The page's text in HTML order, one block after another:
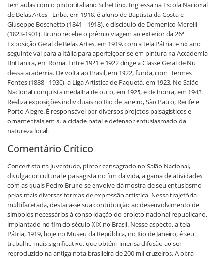
tem aulas com o pintor italiano Schettino. Ingressa na Escola Nacional
de Belas Artes - Enba, em 1918, é aluno de Baptista da Costa e
Giuseppe Boschetto (1841 - 1918), e discípulo de Domenico Morelli
(1823-1901). Bruno recebe o prêmio viagem ao exterior da 26ª
Exposição Geral de Belas Artes, em 1919, com a tela Pátria, e no ano
seguinte vai para a Itália para aperfeiçoar-se em pintura na Accademia
Brittanica, em Roma. Entre 1921 e 1922 dirige a Classe Geral de Nu
dessa academia. De volta ao Brasil, em 1922, funda, com Hermes
Fontes (1888 - 1930), a Liga Artística de Paquetá, em 1923. No Salão
Nacional conquista medalha de ouro, em 1925, e de honra, em 1943.
Realiza exposições individuais no Rio de Janeiro, São Paulo, Recife e
Porto Alegre. É responsável por diversos projetos paisagísticos e
ornamentais em sua cidade natal e defensor entusiasmado da
natureza local.
Comentário Crítico
Concertista na juventude, pintor consagrado no Salão Nacional,
divulgador cultural e paisagista no fim da vida, a gama de atividades
com as quais Pedro Bruno se envolve dá mostra de seu entusiasmo
pelas mais diversas formas de expressão artística. Nessa trajetória
multifacetada, destaca-se sua contribuição ao desenvolvimento de
símbolos necessários à consolidação do projeto nacional republicano,
implantado no fim do século XIX no Brasil. Nesse aspecto, a tela
Pátria, 1919, hoje no Museu da República, no Rio de Janeiro, é seu
trabalho mais significativo, que obtém imensa difusão ao ser
reproduzido na antiga nota brasileira de 200 mil cruzeiros. A obra